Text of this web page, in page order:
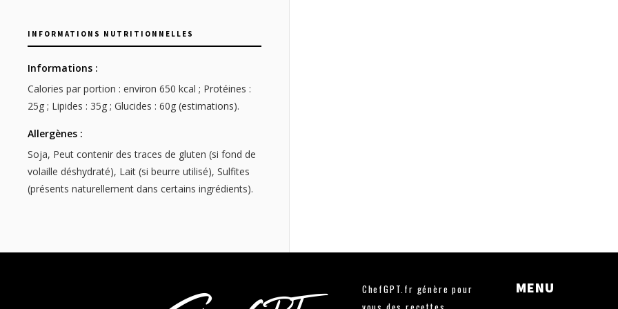
INFORMATIONS NUTRITIONNELLES
Informations :
Calories par portion : environ 650 kcal ; Protéines :
25g ; Lipides : 35g ; Glucides : 60g (estimations).
Allergènes :
Soja, Peut contenir des traces de gluten (si fond de
volaille déshydraté), Lait (si beurre utilisé), Sulfites
(présents naturellement dans certains ingrédients).
ChefGPT.fr génère pour
MENU